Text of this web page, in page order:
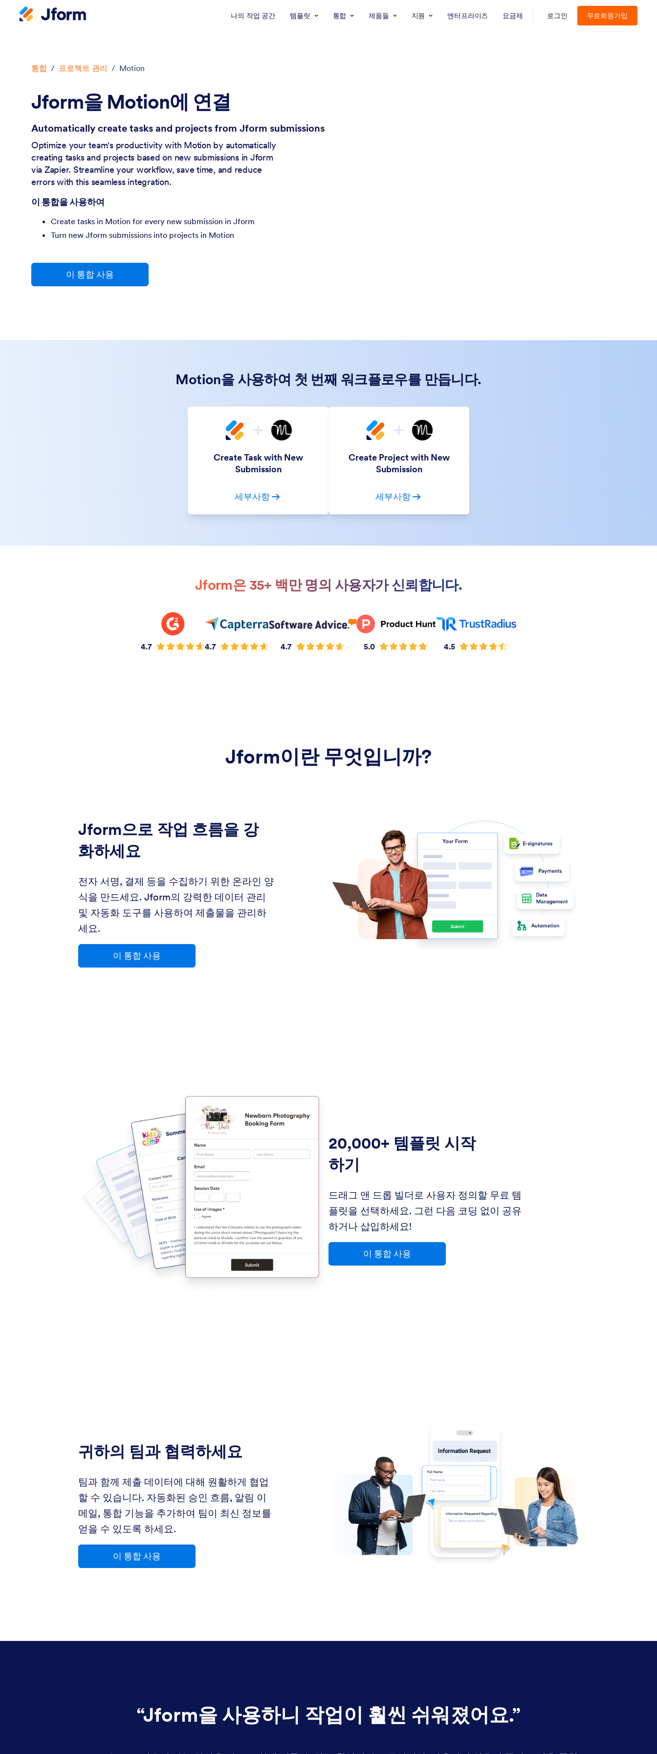
나의 작업 공간 템플릿 통합 제품들 지원 엔터프라이즈 요금제 로그인 무료회원가입
통합 / 프로젝트 관리 / Motion
Jform을 Motion에 연결
Automatically create tasks and projects from Jform submissions
Optimize your team's productivity with Motion by automatically
creating tasks and projects based on new submissions in Jform
via Zapier. Streamline your workflow, save time, and reduce
errors with this seamless integration.
이 통합을 사용하여
Create tasks in Motion for every new submission in Jform
Turn new Jform submissions into projects in Motion
이 통합 사용
Motion을 사용하여 첫 번째 워크플로우를 만듭니다.
Create Task with New
Submission
세부사항
Create Project with New
Submission
세부사항
Jform은 35+ 백만 명의 사용자가 신뢰합니다.
4.7 4.7 4.7 5.0 4.5
Jform이란 무엇입니까?
Jform으로 작업 흐름을 강
화하세요
전자 서명, 결제 등을 수집하기 위한 온라인 양
식을 만드세요. Jform의 강력한 데이터 관리
및 자동화 도구를 사용하여 제출물을 관리하
세요.
이 통합 사용
20,000+ 템플릿 시작
하기
드래그 앤 드롭 빌더로 사용자 정의할 무료 템
플릿을 선택하세요. 그런 다음 코딩 없이 공유
하거나 삽입하세요!
이 통합 사용
귀하의 팀과 협력하세요
팀과 함께 제출 데이터에 대해 원활하게 협업
할 수 있습니다. 자동화된 승인 흐름, 알림 이
메일, 통합 기능을 추가하여 팀이 최신 정보를
얻을 수 있도록 하세요.
이 통합 사용
“Jform을 사용하니 작업이 훨씬 쉬워졌어요.”